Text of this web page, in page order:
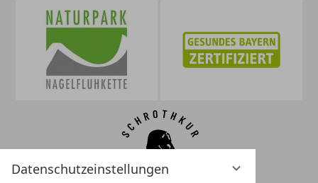
Datenschutzeinstellungen